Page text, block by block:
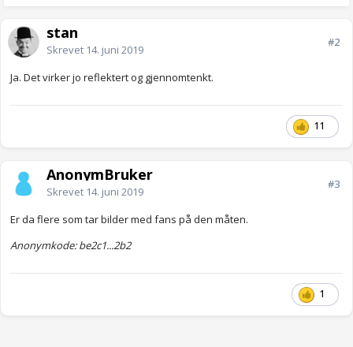
stan
Skrevet 14. juni 2019
#2
Ja. Det virker jo reflektert og gjennomtenkt.
11
AnonymBruker
Skrevet 14. juni 2019
#3
Er da flere som tar bilder med fans på den måten.
Anonymkode: be2c1...2b2
1